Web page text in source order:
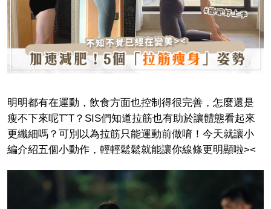
明明都有在運動，飲食方面也控制得很完善，怎麼還是
瘦不下來呢TˇT？SIS們知道拉筋也有助於讓體態看起來
更纖細嗎？可別以為拉筋只能運動前做唷！今天就讓小
編介紹五個小動作，輕輕鬆鬆就能讓你線條更明顯啦><